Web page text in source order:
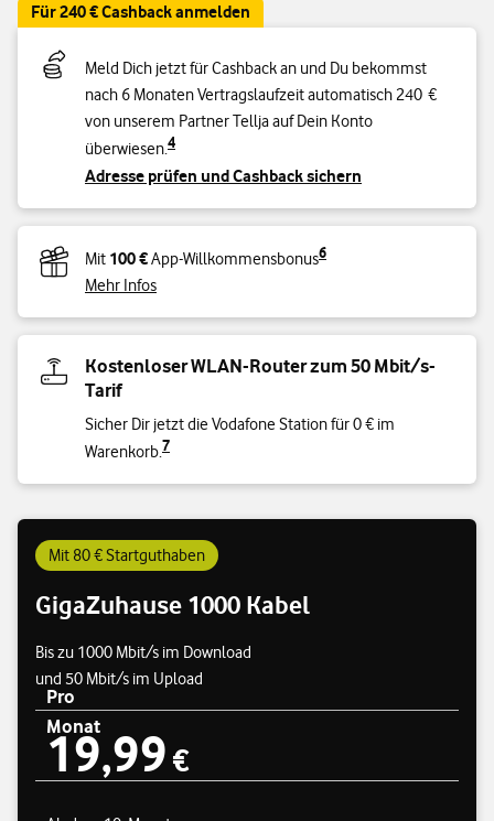
Für 240 € Cashback anmelden
Meld Dich jetzt für Cashback an und Du bekommst
nach 6 Monaten Vertragslaufzeit automatisch 240 €
von unserem Partner Tellja auf Dein Konto
überwiesen.4
Adresse prüfen und Cashback sichern
Mit 100 €App-Willkommensbonus6
Mehr Infos
Kostenloser WLAN-Router zum 50 Mbit/s-
Tarif
Sicher Dir jetzt die Vodafone Station für 0 € im
Warenkorb.7
Mit 80 € Startguthaben
GigaZuhause 1000 Kabel
Bis zu 1000 Mbit/s im Download
und 50 Mbit/s im Upload
Preisübersicht
Pro
Monat
19,99 €
19,99 €